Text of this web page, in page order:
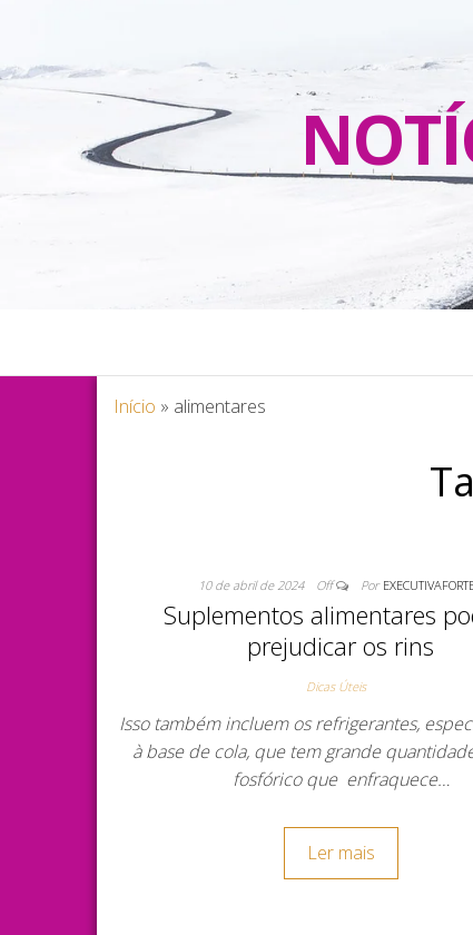
Início » alimentares
10 de abril de 2024 Off Por
Suplementos alimentares
prejudicar os rins
Dicas Úteis
Isso também incluem os refrigerantes,
à base de cola, que tem grande
fosfórico que enfraquece…
Ler mais